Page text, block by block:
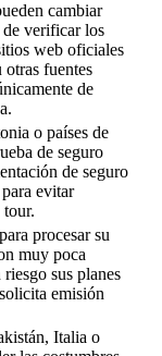
cambiar
verificar los
web oficiales
fuentes
de
o países de
de seguro
de seguro
evitar
procesar su
muy poca
sus planes
emisión
Italia o